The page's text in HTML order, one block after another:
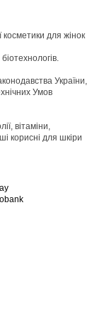
косметики для жінок
України,
Умов
вітаміни,
корисні для шкіри